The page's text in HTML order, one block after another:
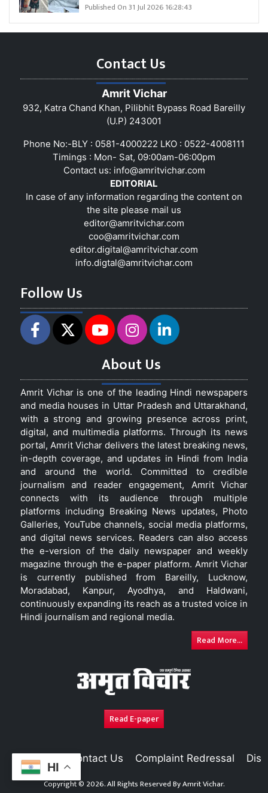
HI
Published On 31 Jul 2026 16:28:43
Contact Us
Amrit Vichar
932, Katra Chand Khan, Pilibhit Bypass Road Bareilly
(U.P) 243001
Phone No:-BLY : 0581-4000222 LKO : 0522-4008111
Timings : Mon- Sat, 09:00am-06:00pm
Contact us: info@amritvichar.com
EDITORIAL
In case of any information regarding the content on
the site please mail us
editor@amritvichar.com
coo@amritvichar.com
editor.digital@amritvichar.com
info.digtal@amritvichar.com
Follow Us
About Us
Amrit Vichar is one of the leading Hindi newspapers
and media houses in Uttar Pradesh and Uttarakhand,
with a strong and growing presence across print,
digital, and multimedia platforms. Through its news
portal, Amrit Vichar delivers the latest breaking news,
in-depth coverage, and updates in Hindi from India
and around the world. Committed to credible
journalism and reader engagement, Amrit Vichar
connects with its audience through multiple
platforms including Breaking News updates, Photo
Galleries, YouTube channels, social media platforms,
and digital news services. Readers can also access
the e-version of the daily newspaper and weekly
magazine through the e-paper platform. Amrit Vichar
is currently published from Bareilly, Lucknow,
Moradabad, Kanpur, Ayodhya, and Haldwani,
continuously expanding its reach as a trusted voice in
Hindi journalism and regional media.
Read More...
Read E-paper
About Us Contact Us Complaint Redressal
Copyright © 2026. All Rights Reserved ByAmrit Vichar.